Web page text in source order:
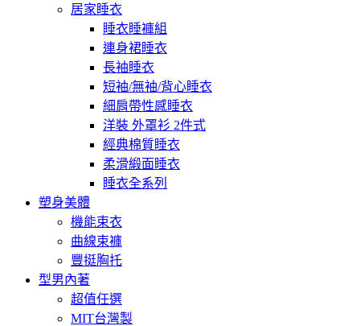
居家睡衣
睡衣睡褲組
連身裙睡衣
長袖睡衣
短袖/無袖/背心睡衣
細肩帶性感睡衣
洋裝 外罩衫 2件式
經典棉質睡衣
柔滑緞面睡衣
睡衣全系列
塑身美體
機能束衣
曲線束褲
豐挺胸托
型男內著
超值任選
MIT台灣製